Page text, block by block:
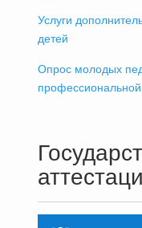
Услуги
детей
Опрос молодых
профессиональной